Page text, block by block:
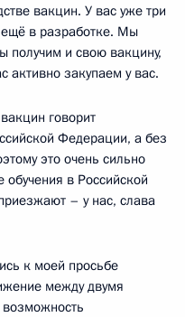
вакцин. У вас уже три
в разработке. Мы
получим и свою вакцину,
активно закупаем у вас.
говорит
Федерации, а без
это очень сильно
в Российской
– у нас, слава
к моей просьбе
между двумя
возможность